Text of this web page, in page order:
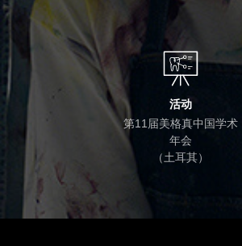
按Enter键进行搜索或按ESC键关闭
活动
第11届美格真中国学术
年会
（土耳其）